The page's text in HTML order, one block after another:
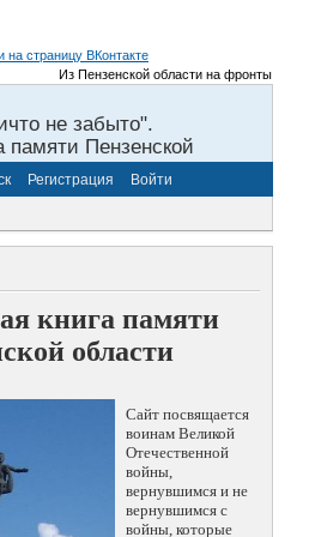
Из Пензенской области на фронты
не забыто".
памяти Пензенской
Регистрация Войти
книга памяти
области
Сайт посвящается
воинам Великой
Отечественной
войны,
вернувшимся и не
вернувшимся с
войны, которые